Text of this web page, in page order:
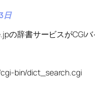
日
の辞書サービスがCGI
bin/dict_search.cgi